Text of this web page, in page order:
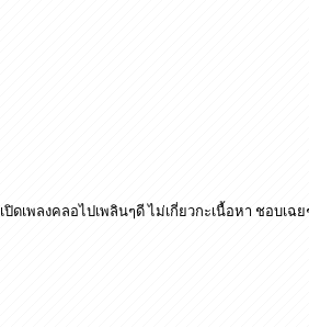
เปิดเพลงคลอไปเพลินๆดี ไม่เกี่ยวกะเนื้อหา ชอบเฉย